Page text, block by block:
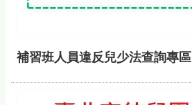
補習班人員違反兒少法查詢專區